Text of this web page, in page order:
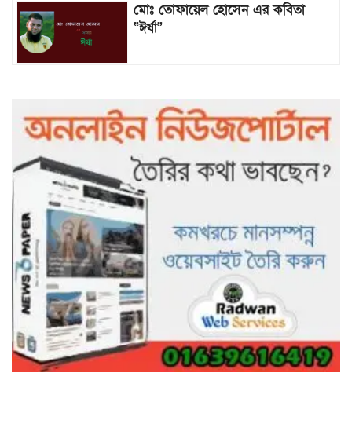
মোঃ তোফায়েল হোসেন এর কবিতা
“ঈর্ষা”
আটকে পড়া ১০ পর্যটককে উদ্ধার করল
পুলিশ ও ফায়ার সার্ভিস
গাছ না কেটে আমাদের পুড়িয়ে মারলে
ভালো হতো’: বন বিভাগের নিষ্ঠুরতায়
নিঃস্ব কৃষক